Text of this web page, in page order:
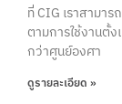
ที่ CIG เราสามา
ตามการใช้งานตั้
กว่าศูนย์องศา
ดูรายละเอียด »